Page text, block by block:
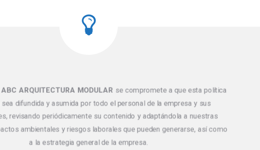
ABC ARQUITECTURA MODULAR se compromete a que esta política
difundida y asumida por todo el personal de la empresa y sus
revisando periódicamente su contenido y adaptándola a nuestras
ambientales y riesgos laborales que pueden generarse, así como
a la estrategia general de la empresa.